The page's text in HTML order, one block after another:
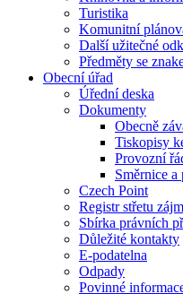
Turistika
Komunitní
Další užitečné
Předměty se
Obecní úřad
Úřední deska
Dokumenty
Obecně
Tiskopisy
Provozní
Směrnice a
Czech Point
Registr střetu
Sbírka právních
Důležité kontakty
E-podatelna
Odpady
Povinné